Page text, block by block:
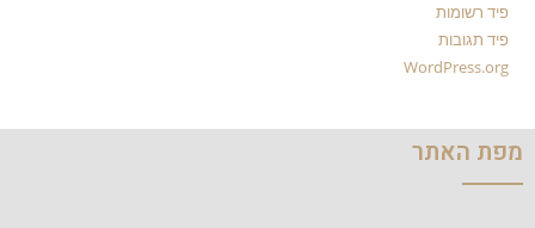
פיד רשומות
פיד תגובות
WordPress.org
מפת האתר